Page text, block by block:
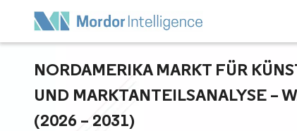
NORDAMERIKA MARKT FÜR
ND MARKTANTEILSANALYSE –
2026 – 2031)